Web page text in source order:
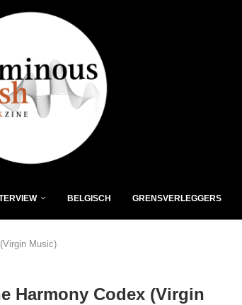
BELGISCH GRENSVERLEGGERS
Music)
Harmony Codex (Virgin